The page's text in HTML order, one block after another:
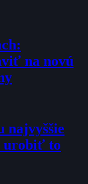
na novú
najvyššie
urobiť to